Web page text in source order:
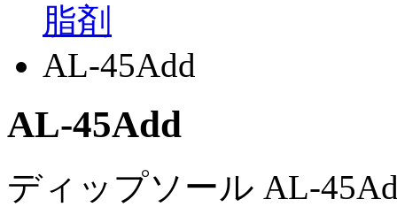
脂剤
AL-45Add
AL-45Add
ディップソール AL-